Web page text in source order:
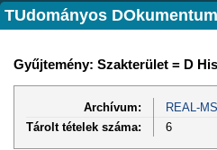
TUdományos
Gyűjtemény: Szakterület = D
Archívum:
REAL-MS
Tárolt tételek száma:
6